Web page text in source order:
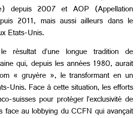
depuis 2007 et AOP (Appellation
2011, mais aussi ailleurs dans le
Etats-Unis.
résultat d’une longue tradition de
qui, depuis les années 1980, aurait
« gruyère », le transformant en un
Unis. Face à cette situation, les efforts
suisses pour protéger l’exclusivité de
face au lobbying du CCFN qui avançait